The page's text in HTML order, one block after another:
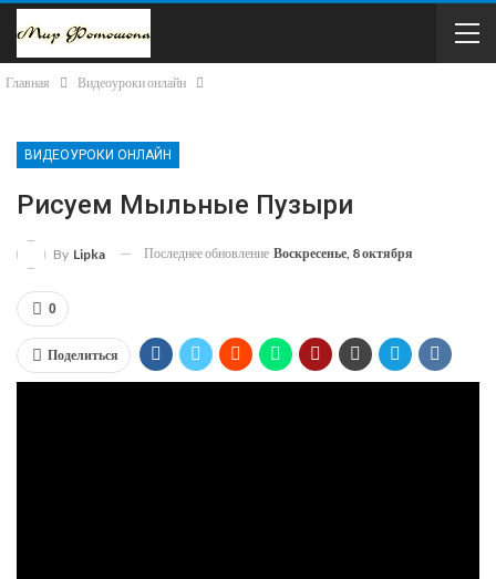
Главная Видеоуроки онлайн
ВИДЕОУРОКИ ОНЛАЙН
Рисуем Мыльные Пузыри
By Lipka Последнее обновление Воскресенье, 8 октября
0
Поделиться